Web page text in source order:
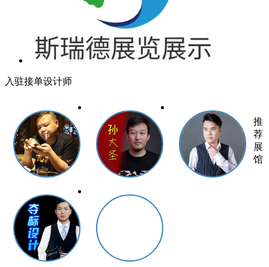
入驻接单设计师
推
荐
展
馆